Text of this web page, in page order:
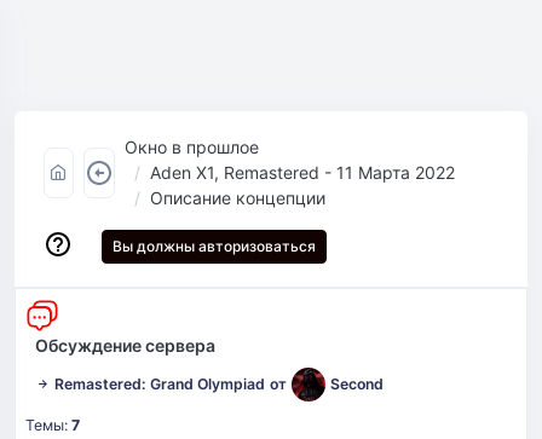
Окно в прошлое
Aden X1, Remastered - 11 Марта 2022
Описание концепции
Вы должны авторизоваться
Обсуждение сервера
Remastered: Grand Olympiad от Second
Темы: 7